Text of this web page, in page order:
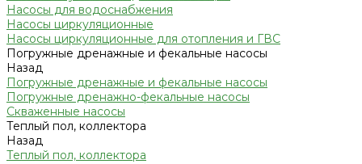
Насосы для водоснабжения
Насосы циркуляционные
Насосы циркуляционные для отопления и ГВС
Погружные дренажные и фекальные насосы
Назад
Погружные дренажные и фекальные насосы
Погружные дренажно-фекальные насосы
Скваженные насосы
Теплый пол, коллектора
Назад
Теплый пол, коллектора